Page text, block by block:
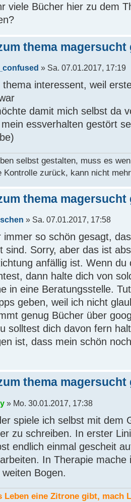
viele Bücher hier zu dem
thema magersucht
» Sa. 07.01.2017, 17:19
interessent, weil
damit mich selbst da
essverhalten gestört
selbst gestalten, muss es
Kontrolle zurück, kann nicht
thema magersucht
» Sa. 07.01.2017, 17:58
immer so schön gesagt,
sind. Sorry, aber das ist
anfällig ist. Wenn
dann halte dich von
in eine Beratungsstelle.
geben, weil ich nicht
genug Bücher über
solltest dich davon fern
ist, dass mein schön
thema magersucht
» Mo. 30.01.2017, 17:38
spiele ich selbst mit dem
zu schreiben. In erster
endlich einmal gescheit
In Therapie
Bogen.
Leben eine Zitrone gibt, mach